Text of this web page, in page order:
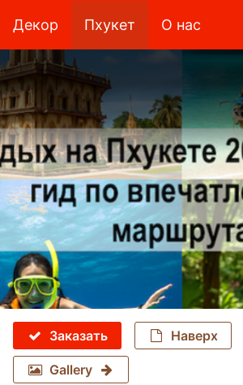
Декор Пхукет О нас
Заказать Наверх
Gallery